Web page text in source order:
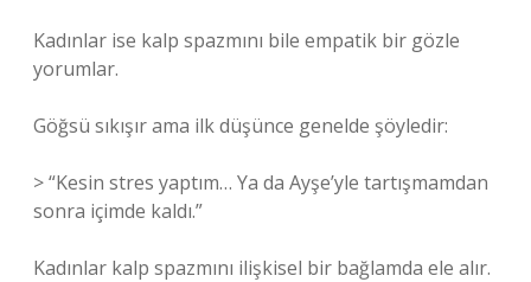
Kadınlar ise kalp spazmını bile empatik bir gözle
yorumlar.
Göğsü sıkışır ama ilk düşünce genelde şöyledir:
> “Kesin stres yaptım… Ya da Ayşe’yle tartışmamdan
sonra içimde kaldı.”
Kadınlar kalp spazmını ilişkisel bir bağlamda ele alır.